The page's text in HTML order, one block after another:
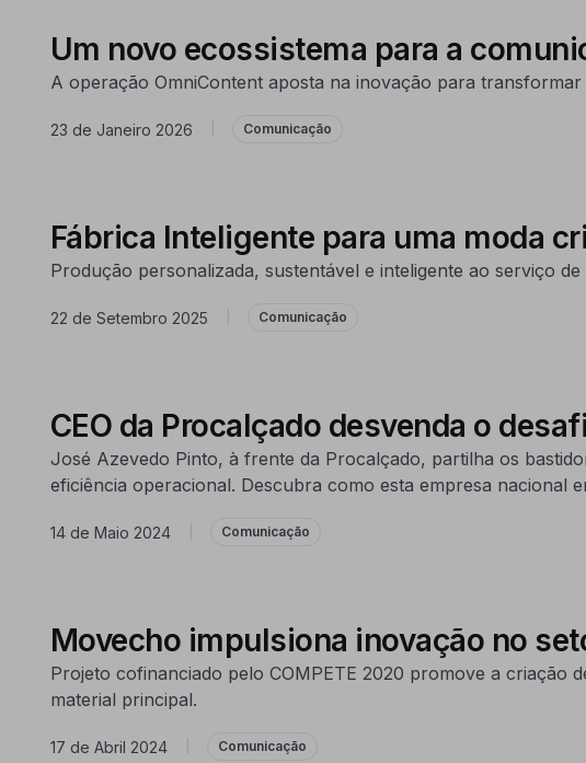
Um novo ecossistema para a
A operação OmniContent aposta na inovação para
23 de Janeiro 2026 Comunicação
Fábrica Inteligente para uma moda
Produção personalizada, sustentável e inteligente ao serviço
22 de Setembro 2025 Comunicação
CEO da Procalçado desvenda o
José Azevedo Pinto, à frente da Procalçado, partilha os
eficiência operacional. Descubra como esta empresa nacional
14 de Maio 2024 Comunicação
Movecho impulsiona inovação no
Projeto cofinanciado pelo COMPETE 2020 promove a criação
material principal.
17 de Abril 2024 Comunicação